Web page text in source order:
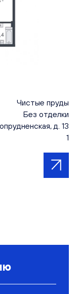
Чистые пруды
Без отделки
д. 13
1